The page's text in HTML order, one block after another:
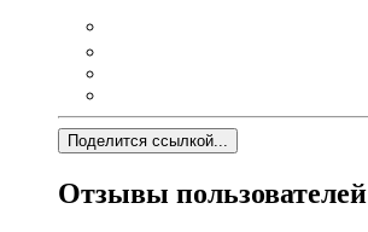
Поделится ссылкой...
Отзывы пользователей